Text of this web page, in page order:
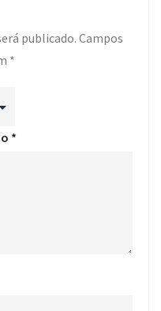
publicado. Campos
*
*